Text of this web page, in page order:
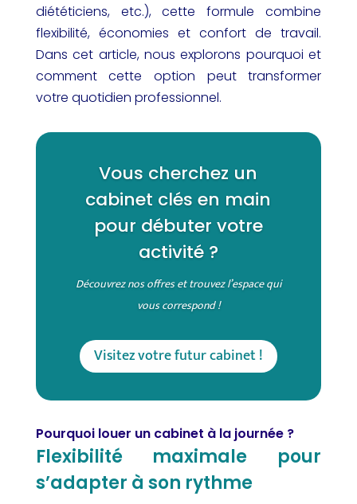
diététiciens, etc.), cette formule combine
flexibilité, économies et confort de travail.
Dans cet article, nous explorons pourquoi et
comment cette option peut transformer
votre quotidien professionnel.
Vous cherchez un
cabinet clés en main
pour débuter votre
activité ?
Découvrez nos offres et trouvez l’espace qui
vous correspond !
Visitez votre futur cabinet !
Pourquoi louer un cabinet à la journée ?
Flexibilité maximale pour
s’adapter à son rythme